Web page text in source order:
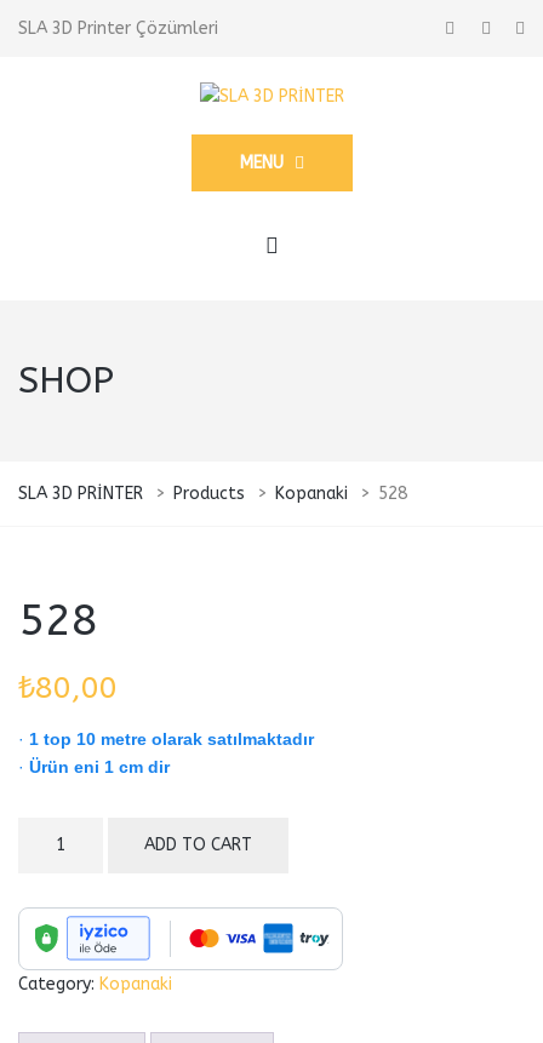
SLA 3D Printer Çözümleri
MENU
SHOP
SLA 3D PRİNTER > Products > Kopanaki > 528
528
₺80,00
· 1 top 10 metre olarak satılmaktadır
· Ürün eni 1 cm dir
ADD TO CART
Category: Kopanaki